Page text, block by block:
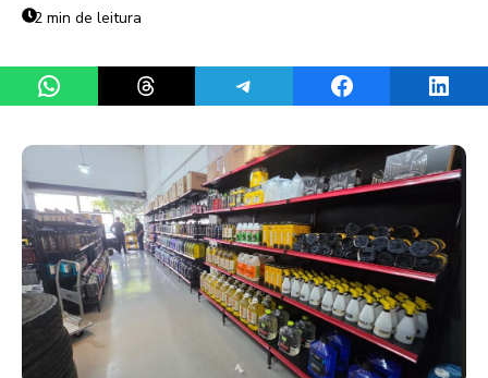
2 min de leitura
Share on WhatsAppShare on ThreadsShare on TelegramShare on Facebook